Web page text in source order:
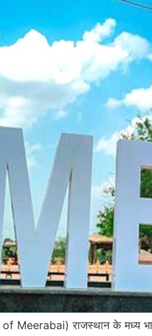
Meerabai) राजस्थान के